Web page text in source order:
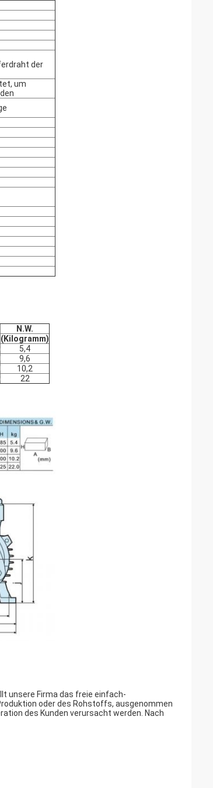
der
um
N.W.
(Kilogramm)
5,4
9,6
10,2
22
unsere Firma das freie einfach-
oder des Rohstoffs, ausgenommen
des Kunden verursacht werden. Nach